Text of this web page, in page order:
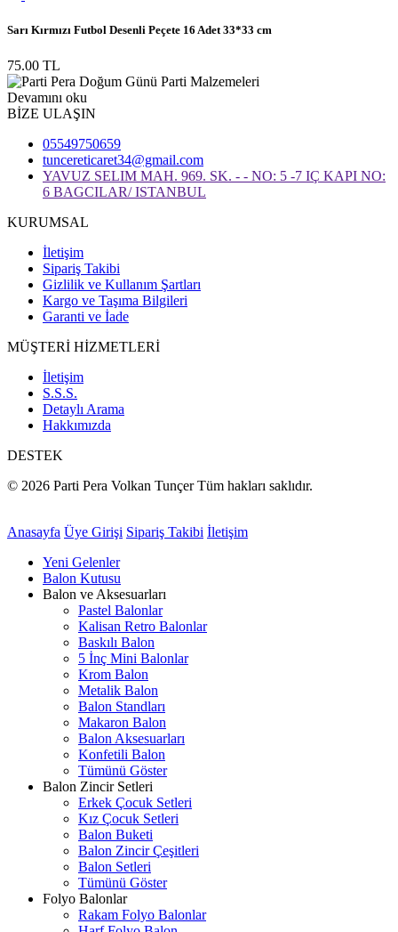
Sarı Kırmızı Futbol Desenli Peçete 16 Adet 33*33 cm
75.00 TL
Devamını oku
BİZE ULAŞIN
05549750659
tuncereticaret34@gmail.com
YAVUZ SELIM MAH. 969. SK. - - NO: 5 -7 IÇ KAPI NO:
6 BAGCILAR/ ISTANBUL
KURUMSAL
İletişim
Sipariş Takibi
Gizlilik ve Kullanım Şartları
Kargo ve Taşıma Bilgileri
Garanti ve İade
MÜŞTERİ HİZMETLERİ
İletişim
S.S.S.
Detaylı Arama
Hakkımızda
DESTEK
© 2026 Parti Pera Volkan Tunçer Tüm hakları saklıdır.
Anasayfa Üye Girişi Sipariş Takibi İletişim
Yeni Gelenler
Balon Kutusu
Balon ve Aksesuarları
Pastel Balonlar
Kalisan Retro Balonlar
Baskılı Balon
5 İnç Mini Balonlar
Krom Balon
Metalik Balon
Balon Standları
Makaron Balon
Balon Aksesuarları
Konfetili Balon
Tümünü Göster
Balon Zincir Setleri
Erkek Çocuk Setleri
Kız Çocuk Setleri
Balon Buketi
Balon Zincir Çeşitleri
Balon Setleri
Tümünü Göster
Folyo Balonlar
Rakam Folyo Balonlar